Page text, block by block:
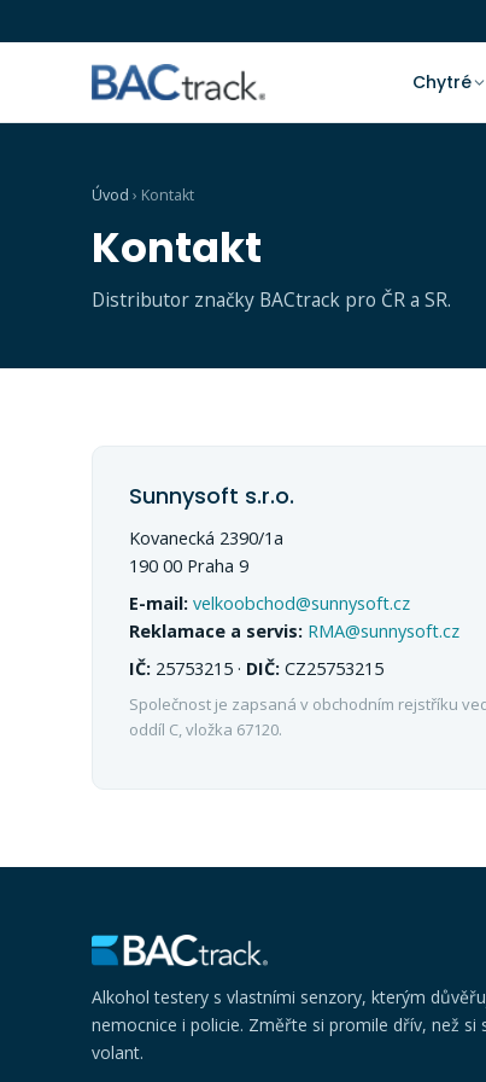
Chytré
Úvod › Kontakt
Kontakt
Distributor značky BACtrack pro ČR a SR.
Sunnysoft s.r.o.
Kovanecká 2390/1a
190 00 Praha 9
E-mail: velkoobchod@sunnysoft.cz
Reklamace a servis: RMA@sunnysoft.cz
IČ: 25753215 · DIČ: CZ25753215
Společnost je zapsaná v obchodním rejstříku
oddíl C, vložka 67120.
Alkohol testery s vlastními senzory, kterým
nemocnice i policie. Změřte si promile dřív, než si
volant.